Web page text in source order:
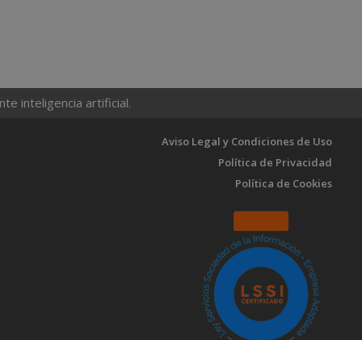
inteligencia artificial.
Aviso Legal y Condiciones de Uso
Política de Privacidad
Política de Cookies